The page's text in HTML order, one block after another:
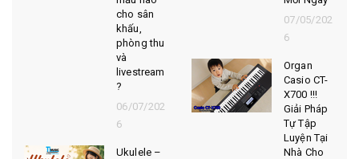
cho sân
khấu,
phòng thu
và
livestream
?
06/07/202
6
Ukulele –
07/05/202
6
Organ
Casio CT-
X700 !!!
Giải Pháp
Tự Tập
Luyện Tại
Nhà Cho